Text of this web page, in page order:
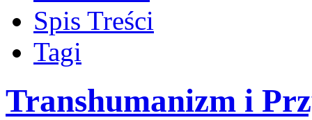
Spis Treści
Tagi
Transhumanizm i